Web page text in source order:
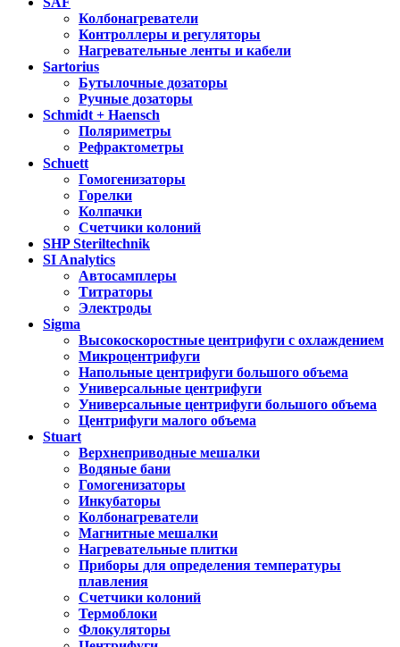
Колбонагреватели
Контроллеры и регуляторы
Нагревательные ленты и кабели
Sartorius
Бутылочные дозаторы
Ручные дозаторы
Schmidt + Haensch
Поляриметры
Рефрактометры
Schuett
Гомогенизаторы
Горелки
Колпачки
Счетчики колоний
SHP Steriltechnik
SI Analytics
Автосамплеры
Титраторы
Электроды
Sigma
Высокоскоростные центрифуги с охлаждением
Микроцентрифуги
Напольные центрифуги большого объема
Универсальные центрифуги
Универсальные центрифуги большого объема
Центрифуги малого объема
Stuart
Верхнеприводные мешалки
Водяные бани
Гомогенизаторы
Инкубаторы
Колбонагреватели
Магнитные мешалки
Нагревательные плитки
Приборы для определения температуры
плавления
Счетчики колоний
Термоблоки
Флокуляторы